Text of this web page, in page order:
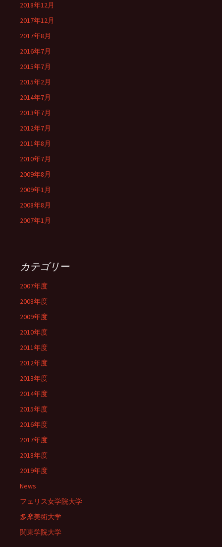
2018年12月
2017年12月
2017年8月
2016年7月
2015年7月
2015年2月
2014年7月
2013年7月
2012年7月
2011年8月
2010年7月
2009年8月
2009年1月
2008年8月
2007年1月
カテゴリー
2007年度
2008年度
2009年度
2010年度
2011年度
2012年度
2013年度
2014年度
2015年度
2016年度
2017年度
2018年度
2019年度
News
フェリス女学院大学
多摩美術大学
関東学院大学